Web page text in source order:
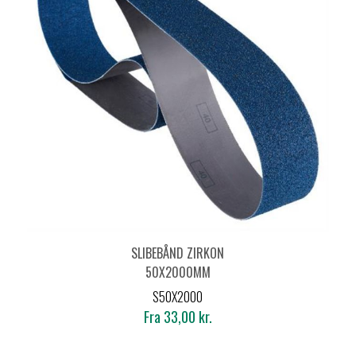
SLIBEBÅND ZIRKON
50X2000MM
S50X2000
Fra 33,00 kr.